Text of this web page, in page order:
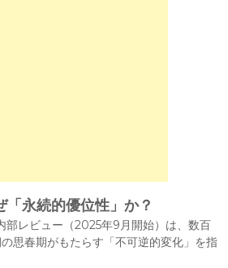
「永続的優位性」か？
部レビュー（2025年9月開始）は、数百
思春期がもたらす「不可逆的変化」を指